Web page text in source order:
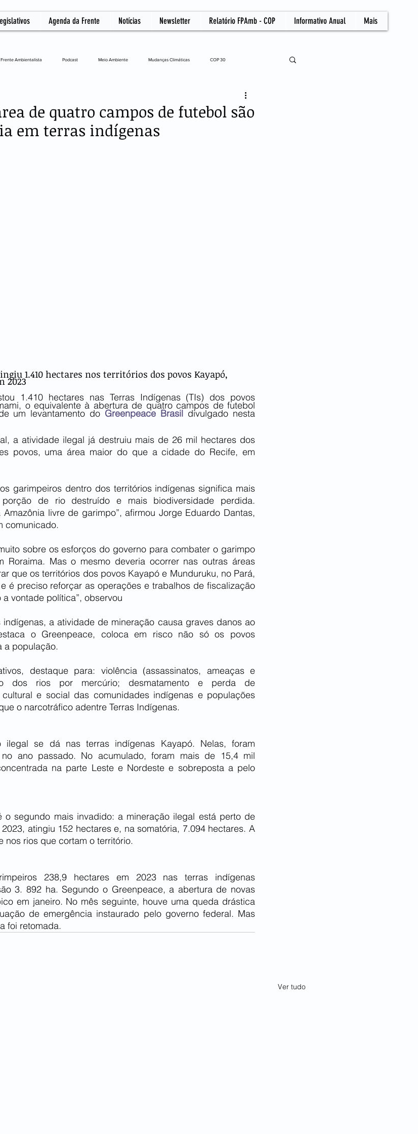
Agenda da Frente Notícias Newsletter Relatório FPAmb - COP Informativo Anual Mais
Ambientalista Podcast Meio Ambiente Mudanças Climáticas COP 30
de quatro campos de futebol são
em terras indígenas
1.410 hectares nos territórios dos povos Kayapó,
2023
1.410 hectares nas Terras Indígenas (TIs) dos povos
o equivalente à abertura de quatro campos de futebol
um levantamento do Greenpeace Brasil divulgado nesta
a atividade ilegal já destruiu mais de 26 mil hectares dos
povos, uma área maior do que a cidade do Recife, em
garimpeiros dentro dos territórios indígenas significa mais
de rio destruído e mais biodiversidade perdida.
livre de garimpo”, afirmou Jorge Eduardo Dantas,
comunicado.
sobre os esforços do governo para combater o garimpo
Roraima. Mas o mesmo deveria ocorrer nas outras áreas
que os territórios dos povos Kayapó e Munduruku, no Pará,
é preciso reforçar as operações e trabalhos de fiscalização
vontade política”, observou
a atividade de mineração causa graves danos ao
o Greenpeace, coloca em risco não só os povos
a população.
destaque para: violência (assassinatos, ameaças e
dos rios por mercúrio; desmatamento e perda de
e social das comunidades indígenas e populações
o narcotráfico adentre Terras Indígenas.
se dá nas terras indígenas Kayapó. Nelas, foram
ano passado. No acumulado, foram mais de 15,4 mil
na parte Leste e Nordeste e sobreposta a pelo
o segundo mais invadido: a mineração ilegal está perto de
atingiu 152 hectares e, na somatória, 7.094 hectares. A
nos rios que cortam o território.
238,9 hectares em 2023 nas terras indígenas
3. 892 ha. Segundo o Greenpeace, a abertura de novas
em janeiro. No mês seguinte, houve uma queda drástica
de emergência instaurado pelo governo federal. Mas
foi retomada.
Ver tudo